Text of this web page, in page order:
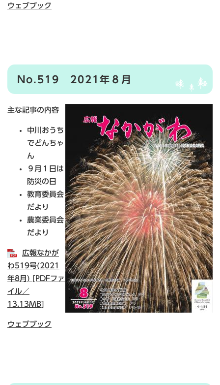
ウェブブック
No.519 2021年８月
主な記事の内容
中川おうち
でどんちゃ
ん
９月１日は
防災の日
教育委員会
だより
農業委員会
だより
広報なかが
わ519号(2021
年8月) [PDFファ
イル／
13.13MB]
ウェブブック